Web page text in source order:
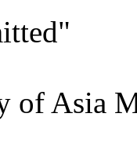
of Asia